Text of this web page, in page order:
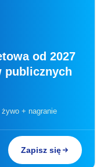
od 2027
publicznych
+ nagranie
Zapisz się